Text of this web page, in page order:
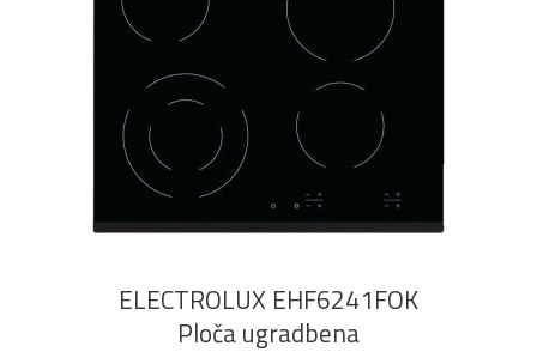
DODAJ U KOŠARICU
ELECTROLUX EHF6241FOK
Ploča ugradbena